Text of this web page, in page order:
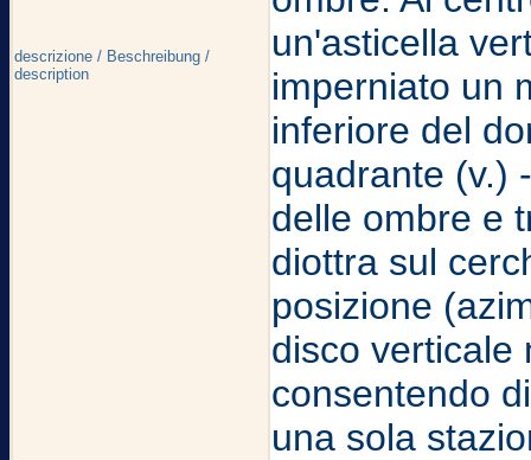
descrizione / Beschreibung /
description
un'asticella
imperniato un
inferiore del
quadrante (v.)
delle ombre e
diottra sul
posizione
disco verticale
consentendo
una sola